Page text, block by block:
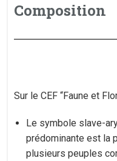
Composition
Sur le CEF “Faune et
Le symbole slave-
prédominante est la
plusieurs peuples